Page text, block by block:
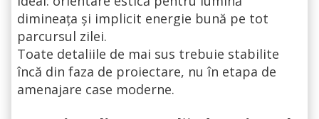
dimineața și implicit energie bună pe tot
parcursul zilei.
Toate detaliile de mai sus trebuie stabilite
încă din faza de proiectare, nu în etapa de
amenajare case moderne.